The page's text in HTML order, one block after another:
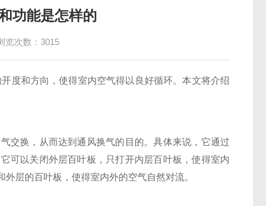
功能是怎样的
览次数：3015
度和方向，使得室内空气得以良好循环。本文将介绍
换，从而达到通风换气的目的。具体来说，它通过
可以关闭外层百叶板，只打开内层百叶板，使得室内
层的百叶板，使得室内外的空气自然对流。